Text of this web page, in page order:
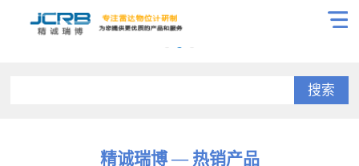
搜索
精诚瑞博 — 热销产品